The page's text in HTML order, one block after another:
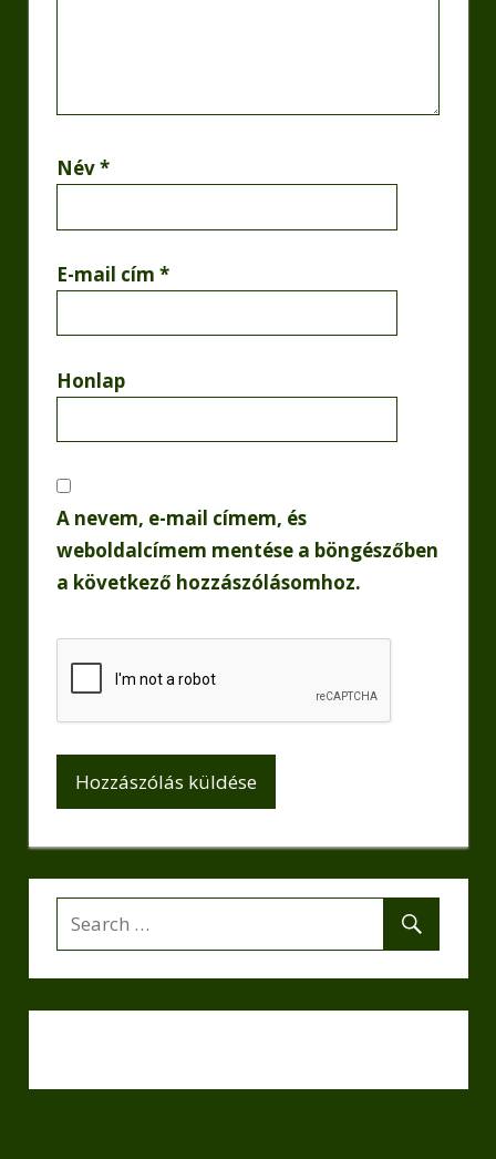
Név*
E-mail cím *
Honlap
A nevem, e-mail címem, és
weboldalcímem mentése a böngészőben
a következő hozzászólásomhoz.